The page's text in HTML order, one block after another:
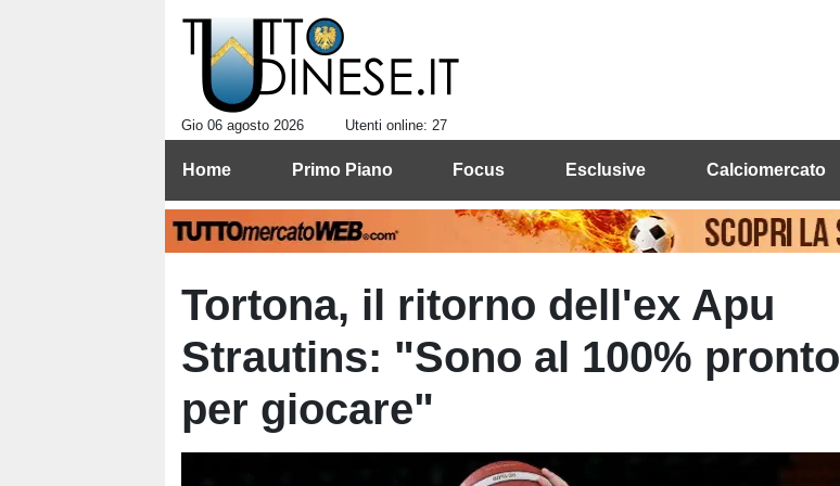
Gio 06 agosto 2026 Utenti online: 27
Home Primo Piano Focus Esclusive Calciomercato
Tortona, il ritorno dell'ex Apu
Strautins: "Sono al 100% pronto
per giocare"